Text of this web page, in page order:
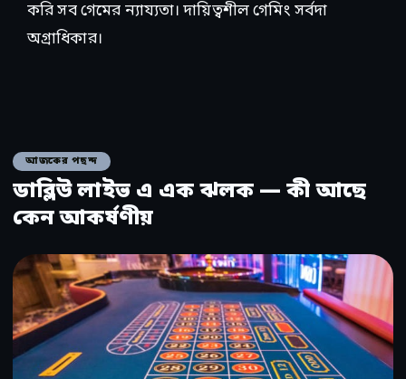
করি সব গেমের ন্যায্যতা। দায়িত্বশীল গেমিং সর্বদা
অগ্রাধিকার।
আজকের পছন্দ
ডাব্লিউ লাইভ এ এক ঝলক — কী আছে
কেন আকর্ষণীয়